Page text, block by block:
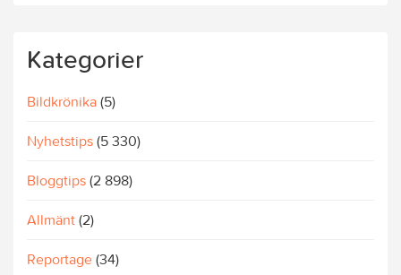
Kategorier
Bildkrönika (5)
Nyhetstips (5 330)
Bloggtips (2 898)
Allmänt (2)
Reportage (34)